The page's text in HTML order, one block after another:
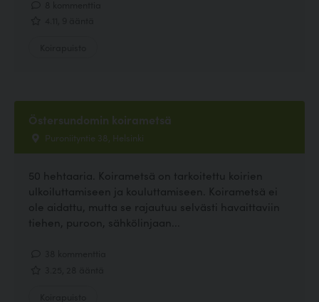
Östersundomin koirametsä
Puroniityntie 38, Helsinki
50 hehtaaria. Koirametsä on tarkoitettu koirien
ulkoiluttamiseen ja kouluttamiseen. Koirametsä ei
ole aidattu, mutta se rajautuu selvästi havaittaviin
tiehen, puroon, sähkölinjaan...